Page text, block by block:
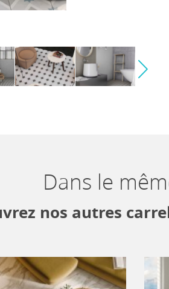
Dans le
nos autres